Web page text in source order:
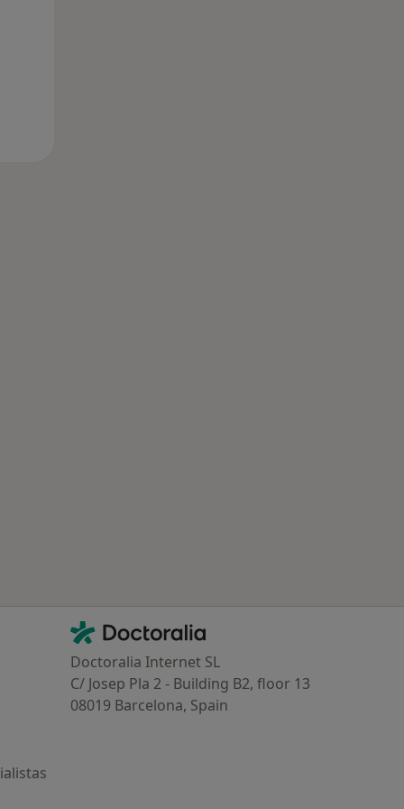
Contacto
Doctoralia - Página de inicio
Doctoralia Internet SL
C/ Josep Pla 2 - Building B2, floor 13
08019 Barcelona, Spain